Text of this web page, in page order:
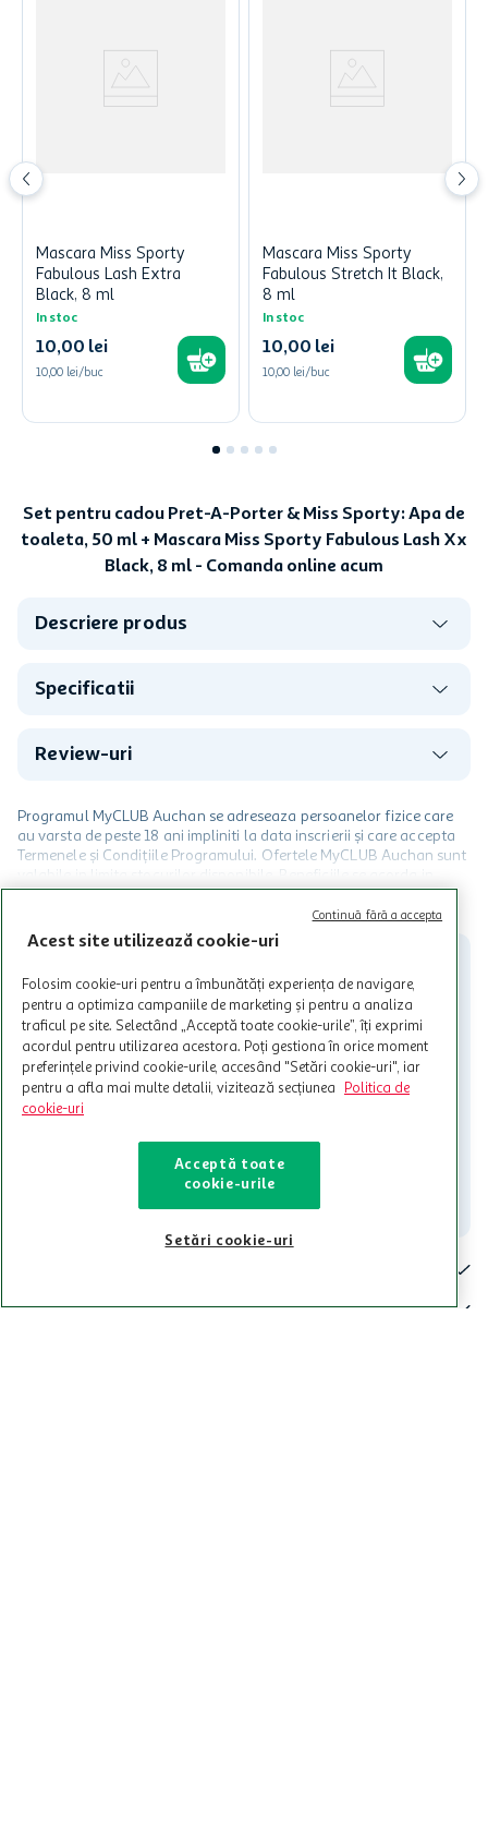
Mascara Miss Sporty
Fabulous Lash Extra
Black, 8 ml
In stoc
10,00 lei
10,00 lei/buc
Mascara Miss Sporty
Fabulous Stretch It Black,
8 ml
In stoc
10,00 lei
10,00 lei/buc
Set pentru cadou Pret-A-Porter & Miss Sporty: Apa de
toaleta, 50 ml + Mascara Miss Sporty Fabulous Lash Xx
Black, 8 ml - Comanda online acum
Descriere produs
Specificatii
Review-uri
Programul MyCLUB Auchan se adreseaza persoanelor fizice care
au varsta de peste 18 ani impliniti la data inscrierii și care accepta
Termenele și Condițiile Programului. Ofertele MyCLUB Auchan sunt
limita a 12 unitati / card client o singura data in perioada promotiei.
Cardul poate fi utilizat doar in legatura cu magazinele Auchan
participante și pentru acțiuni promotionale indicate de Auchan si
nu raspunde pentru imposibilitatea utilizarii Cardului in perioada in
care aceste este suspendat sau in perioada in care sunt efectuate
intretineri sau reparatii tehnice la sistemul de utilizarea al Cardului.
Contacteaza-ne!
021-9141 contact@auchan.ro
Contact
Cine suntem
Acest site utilizează cookie-uri
Folosim cookie-uri pentru a îmbunătăți experiența de navigare,
pentru a optimiza campaniile de marketing și pentru a analiza
traficul pe site. Selectând „Acceptă toate cookie-urile”, îți exprimi
acordul pentru utilizarea acestora. Poți gestiona în orice moment
preferințele privind cookie-urile, accesând "Setări cookie-uri", iar
pentru a afla mai multe detalii, vizitează secțiunea
Politica de
cookie-uri
Acceptă toate
cookie-urile
Setări cookie-uri
Continuă fără a accepta